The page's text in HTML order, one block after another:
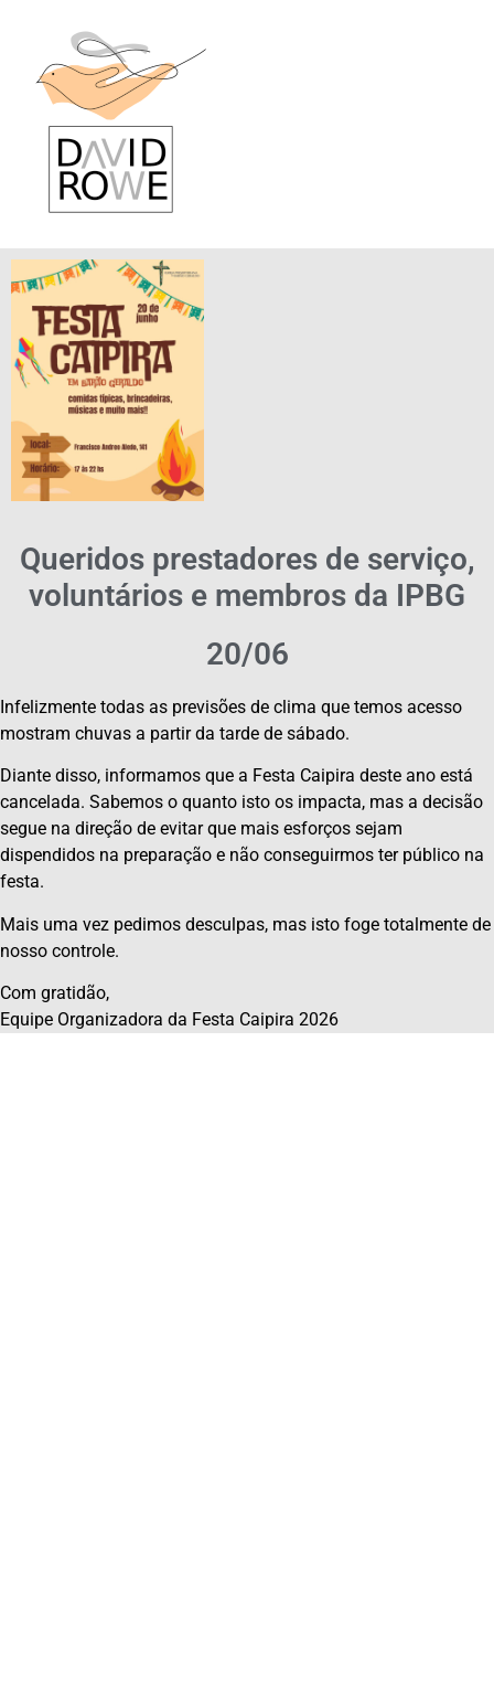
Queridos prestadores de serviço,
voluntários e membros da IPBG
20/06
Infelizmente todas as previsões de clima que temos acesso
mostram chuvas a partir da tarde de sábado.
Diante disso, informamos que a Festa Caipira deste ano está
cancelada. Sabemos o quanto isto os impacta, mas a decisão
segue na direção de evitar que mais esforços sejam
dispendidos na preparação e não conseguirmos ter público na
festa.
Mais uma vez pedimos desculpas, mas isto foge totalmente de
nosso controle.
Com gratidão,
Equipe Organizadora da Festa Caipira 2026